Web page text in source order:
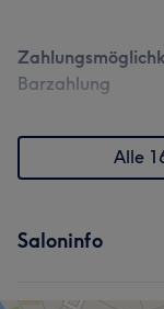
Barzahlung
Alle
Saloninfo